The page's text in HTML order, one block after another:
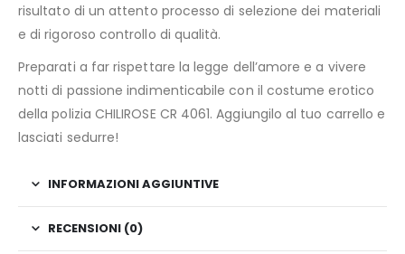
risultato di un attento processo di selezione dei materiali
e di rigoroso controllo di qualità.
Preparati a far rispettare la legge dell’amore e a vivere
notti di passione indimenticabile con il costume erotico
della polizia CHILIROSE CR 4061. Aggiungilo al tuo carrello e
lasciati sedurre!
INFORMAZIONI AGGIUNTIVE
RECENSIONI (0)